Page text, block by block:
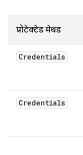
प्रोटेक्टेड मेथड
Credentials
Credentials